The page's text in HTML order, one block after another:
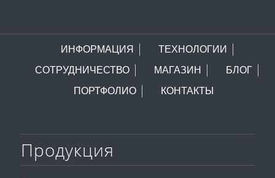
ИНФОРМАЦИЯ
ТЕХНОЛОГИИ
СОТРУДНИЧЕСТВО
МАГАЗИН
БЛОГ
ПОРТФОЛИО
КОНТАКТЫ
Продукция